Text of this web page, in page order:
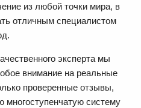
из любой точки мира, в
отличным специалистом
эксперта мы
внимание на реальные
проверенные отзывы,
многоступенчатую систему